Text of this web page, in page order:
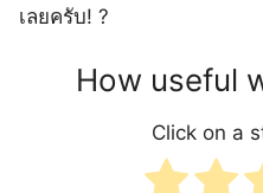
เลยครับ! ?
How useful
Click on a